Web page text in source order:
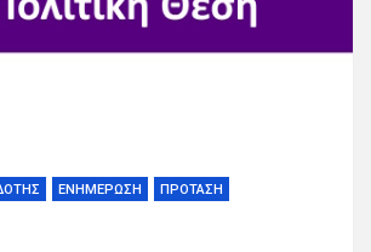
ΕΝΗΜΈΡΩΣΗ ΠΡΌΤΑΣΗ